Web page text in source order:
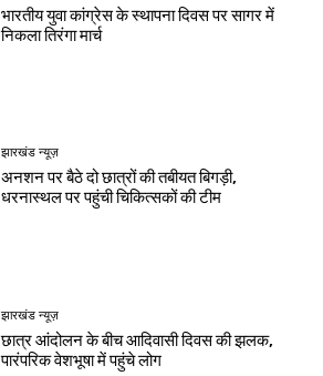
भारतीय युवा कांग्रेस के स्थापना दिवस पर सागर में
निकला तिरंगा मार्च
झारखंड न्यूज़
अनशन पर बैठे दो छात्रों की तबीयत बिगड़ी,
धरनास्थल पर पहुंची चिकित्सकों की टीम
झारखंड न्यूज़
छात्र आंदोलन के बीच आदिवासी दिवस की झलक,
पारंपरिक वेशभूषा में पहुंचे लोग